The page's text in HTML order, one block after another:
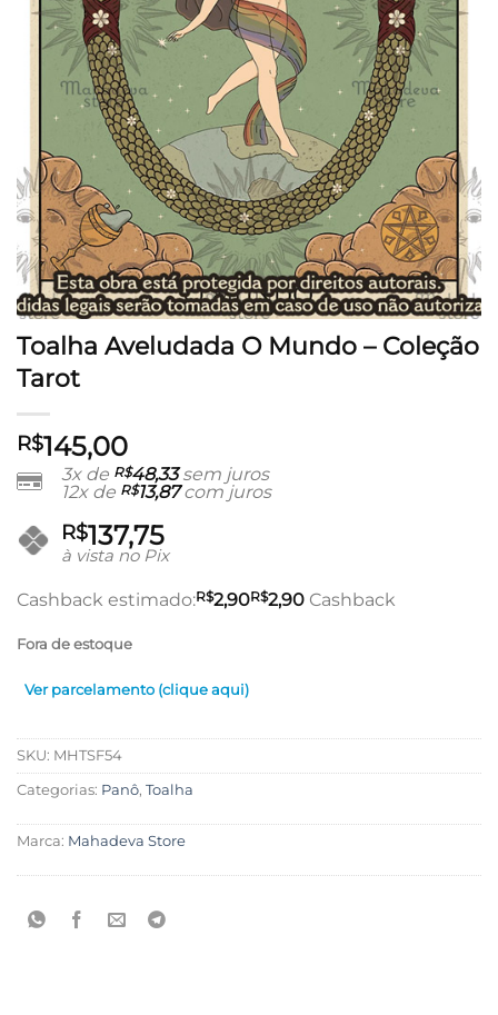
Toalha Aveludada O Mundo – Coleção
Tarot
R$145,00
3x de R$48,33sem juros
12x de R$13,87com juros
R$137,75
à vista no Pix
Cashback estimado:R$2,90R$2,90 Cashback
Fora de estoque
Ver parcelamento (clique aqui)
SKU: MHTSF54
Categorias: Panô, Toalha
Marca: Mahadeva Store